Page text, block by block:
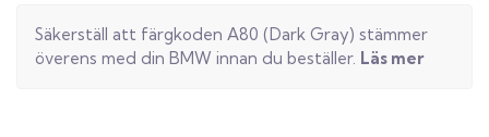
Säkerställ att färgkoden A80 (Dark Gray) stämmer
överens med din BMW innan du beställer. Läs mer